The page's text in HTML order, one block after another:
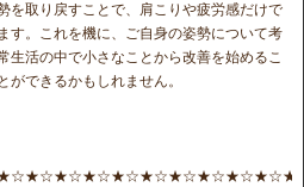
を取り戻すことで、肩こりや疲労感だけで
す。これを機に、ご自身の姿勢について考
生活の中で小さなことから改善を始めるこ
ができるかもしれません。